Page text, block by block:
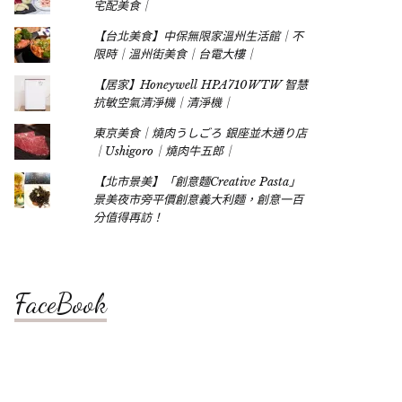
宅配美食｜
【台北美食】中保無限家溫州生活館｜不
限時｜溫州街美食｜台電大樓｜
【居家】Honeywell HPA710WTW 智慧
抗敏空氣清淨機｜清淨機｜
東京美食｜燒肉うしごろ 銀座並木通り店
｜Ushigoro｜燒肉牛五郎｜
【北市景美】「創意麵Creative Pasta」
景美夜市旁平價創意義大利麵，創意一百
分值得再訪！
FaceBook